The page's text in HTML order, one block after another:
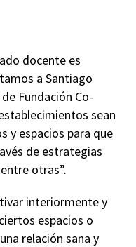
docente es
a Santiago
Fundación Co-
sean
y espacios para que
de estrategias
otras”.
interiormente y
espacios o
relación sana y